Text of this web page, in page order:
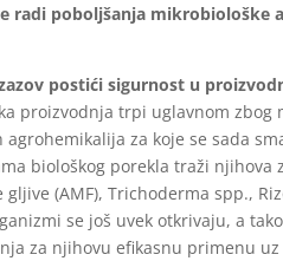
radi poboljšanja mikrobiološke
postići sigurnost u
proizvodnja trpi uglavnom
za koje se sada
biološkog porekla traži njihova
(AMF), Trichoderma spp.,
se još uvek otkrivaju, a
za njihovu efikasnu primenu